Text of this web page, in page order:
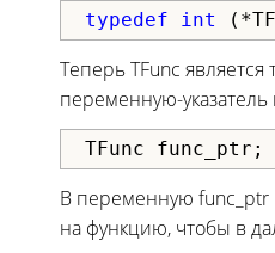
typedef int
Теперь TFunc
переменную-
TFunc func_ptr;
В переменную func_ptr
на функцию, чтобы в